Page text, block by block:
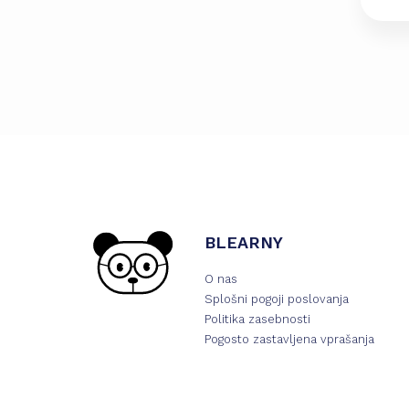
BLEARNY
O nas
Splošni pogoji poslovanja
Politika zasebnosti
Pogosto zastavljena vprašanja